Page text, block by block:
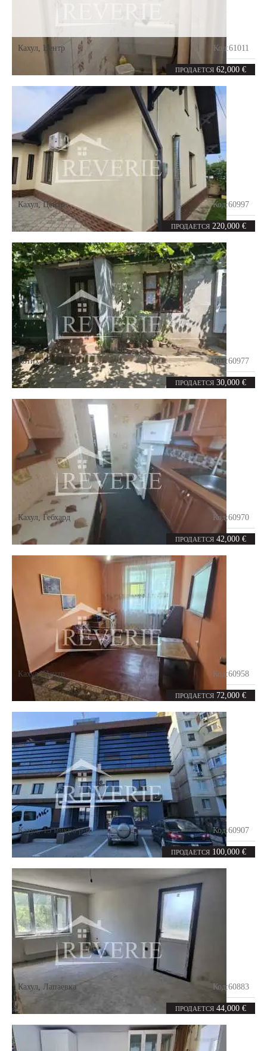
ПРОДАЕТСЯ 62,000 €
Кахул Центр Код:61011
3 комнаты 70m²
ПРОДАЕТСЯ 220,000 €
Кахул,Центр Код:60997
3комнаты 120 m²
ПРОДАЕТСЯ 30,000 €
Котихана Код:60977
5комнат 104
ПРОДАЕТСЯ 42,000 €
Кахул Гебхард Код:60970
ПРОДАЕТСЯ 72,000 €
Кахул,Центр Код:60958
3комнаты 65.1 m²
ПРОДАЕТСЯ 100,000 €
Кахул,15 микро р-н. Код:60907
1 комната 56.3 m²
ПРОДАЕТСЯ 44,000 €
Кахул Лапаевка Код:60883
33.1 m²